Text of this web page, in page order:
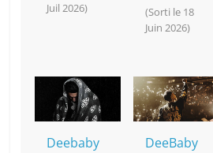
Juil 2026)
(Sorti le 18
Juin 2026)
Deebaby
DeeBaby